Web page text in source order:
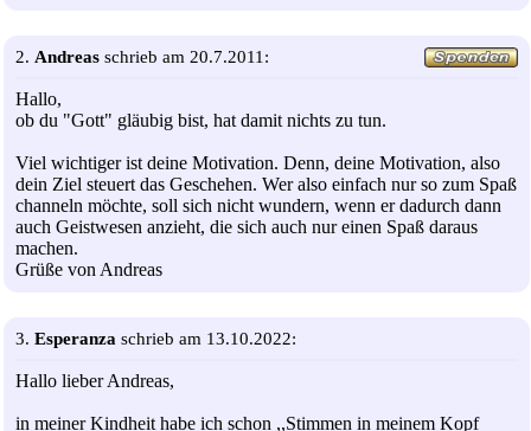
2. Andreas schrieb am 20.7.2011:
Hallo,
ob du "Gott" gläubig bist, hat damit nichts zu tun.
Viel wichtiger ist deine Motivation. Denn, deine Motivation, also
dein Ziel steuert das Geschehen. Wer also einfach nur so zum Spaß
channeln möchte, soll sich nicht wundern, wenn er dadurch dann
auch Geistwesen anzieht, die sich auch nur einen Spaß daraus
machen.
Grüße von Andreas
3. Esperanza schrieb am 13.10.2022:
Hallo lieber Andreas,
in meiner Kindheit habe ich schon ,,Stimmen in meinem Kopf